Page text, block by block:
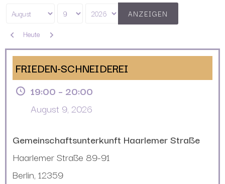
Monat
Tag
Jahr
Zurück
Heute Weiter
FRIEDEN-SCHNEIDEREI
19:00 – 20:00
August 9, 2026
Gemeinschaftsunterkunft Haarlemer Straße
Haarlemer Straße 89-91
Berlin, 12359